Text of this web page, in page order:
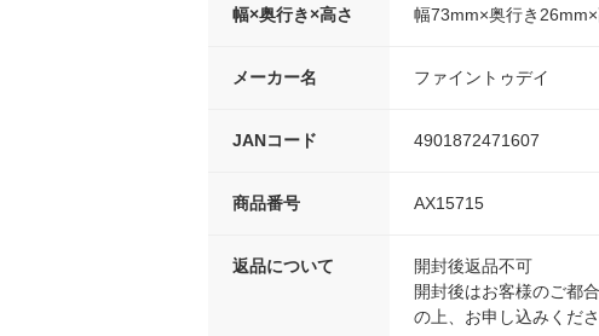
幅×奥行き×高さ 幅73mm×奥行き
メーカー名 ファイントゥデイ
JANコード 4901872471607
商品番号 AX15715
返品について
開封後返品不可
開封後はお客様のご都
の上、お申し込みくださ